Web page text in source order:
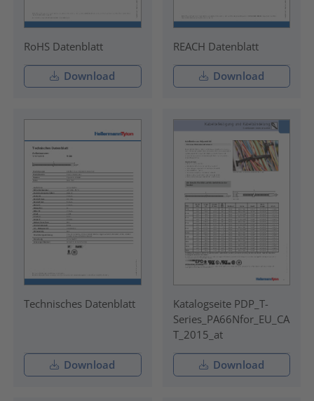
RoHS Datenblatt
Download
REACH Datenblatt
Download
Technisches Datenblatt
Download
Katalogseite PDP_T-
Series_PA66Nfor_EU_CA
T_2015_at
Download